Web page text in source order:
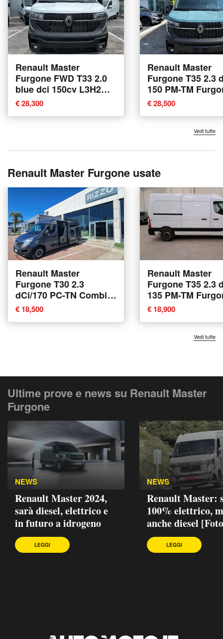
Renault Master
Furgone FWD T33 2.0
blue dci 150cv L3H2
eag9 nuova a
Conegliano
€ 28,300
Renault Master
Furgone T35 2.3
150 PM-TM
Energy Ice
Conegliano
€ 28,500
Vedi tutte
Renault Master Furgone usate
Renault Master
Furgone T30 2.3
dCi/170 PC-TN Combi
Twin Turbo S&S del
2019 usata a Surano
€ 18,500
Renault Master
Furgone T35 2.3
135 PM-TM
Plus del 2021
Belpasso
€ 18,900
Vedi tutte
Ultime prove e news su Renault Master
Furgone
NEWS
Renault Master 2024,
sarà diesel, elettrico e
in futuro a idrogeno
LEGGI
NEWS
Renault Master:
100% elettrico,
anche diesel
LEGGI